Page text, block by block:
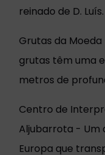
reinado de D. Luís.
Grutas da Moeda
grutas têm uma
metros de
Centro de
Aljubarrota - Um
Europa que